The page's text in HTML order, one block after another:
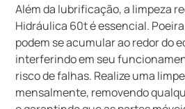
Além da lubrificação, a limpeza
Hidráulica 60t é essencial.
podem se acumular ao redor do
interferindo em seu
risco de falhas. Realize uma
mensalmente, removendo